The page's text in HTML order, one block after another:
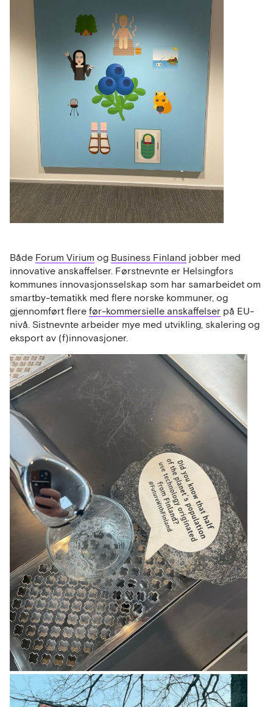
Både Forum Virium og Business Finland jobber med
innovative anskaffelser. Førstnevnte er Helsingfors
kommunes innovasjonsselskap som har samarbeidet om
smartby-tematikk med flere norske kommuner, og
gjennomført flere før-kommersielle anskaffelser på EU-
nivå. Sistnevnte arbeider mye med utvikling, skalering og
eksport av (f)innovasjoner.